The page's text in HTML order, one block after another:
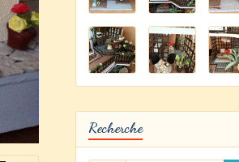
Recherche